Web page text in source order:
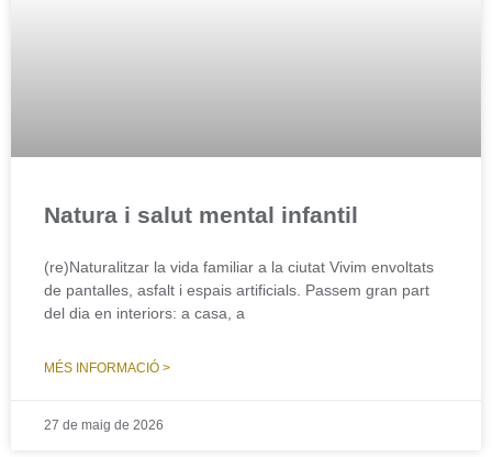
Natura i salut mental infantil
(re)Naturalitzar la vida familiar a la ciutat Vivim envoltats
de pantalles, asfalt i espais artificials. Passem gran part
del dia en interiors: a casa, a
MÉS INFORMACIÓ >
27 de maig de 2026